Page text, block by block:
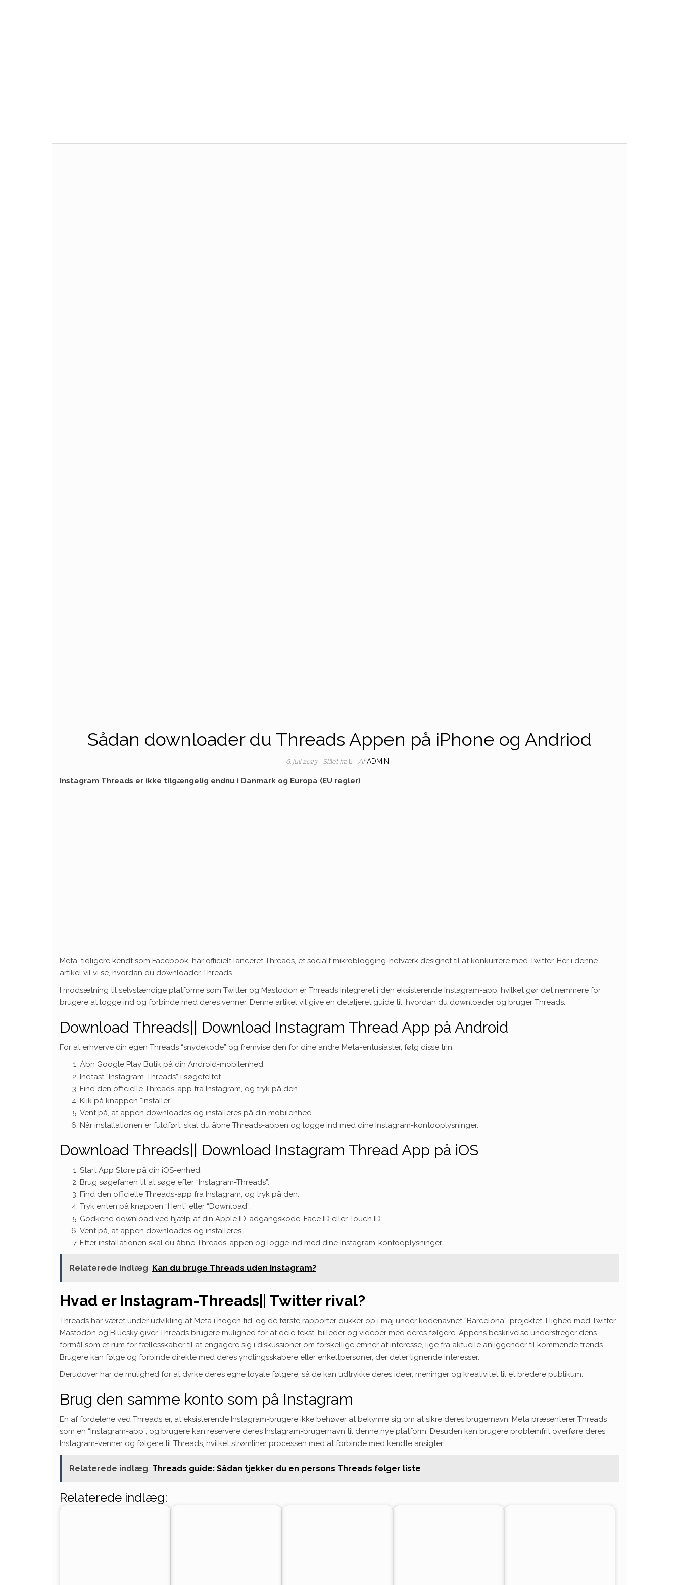
Sådan downloader du Threads Appen på iPhone og Andriod
6. juli 2023 Slået fra Af ADMIN
Instagram Threads er ikke tilgængelig endnu i Danmark og Europa (EU regler)
Meta, tidligere kendt som Facebook, har officielt lanceret Threads, et socialt mikroblogging-netværk designet til at konkurrere med Twitter. Her i denne
artikel vil vi se, hvordan du downloader Threads.
I modsætning til selvstændige platforme som Twitter og Mastodon er Threads integreret i den eksisterende Instagram-app, hvilket gør det nemmere for
brugere at logge ind og forbinde med deres venner. Denne artikel vil give en detaljeret guide til, hvordan du downloader og bruger Threads.
Download Threads|| Download Instagram Thread App på Android
For at erhverve din egen Threads “snydekode” og fremvise den for dine andre Meta-entusiaster, følg disse trin:
Åbn Google Play Butik på din Android-mobilenhed.
Indtast “Instagram-Threads” i søgefeltet.
Find den officielle Threads-app fra Instagram, og tryk på den.
Klik på knappen “Installer”.
Vent på, at appen downloades og installeres på din mobilenhed.
Når installationen er fuldført, skal du åbne Threads-appen og logge ind med dine Instagram-kontooplysninger.
Download Threads|| Download Instagram Thread App på iOS
Start App Store på din iOS-enhed.
Brug søgefanen til at søge efter “Instagram-Threads”.
Find den officielle Threads-app fra Instagram, og tryk på den.
Tryk enten på knappen “Hent” eller “Download”.
Godkend download ved hjælp af din Apple ID-adgangskode, Face ID eller Touch ID.
Vent på, at appen downloades og installeres.
Efter installationen skal du åbne Threads-appen og logge ind med dine Instagram-kontooplysninger.
Relaterede indlæg Kan du bruge Threads uden Instagram?
Hvad er Instagram-Threads|| Twitter rival?
Threads har været under udvikling af Meta i nogen tid, og de første rapporter dukker op i maj under kodenavnet “Barcelona”-projektet. I lighed med Twitter,
Mastodon og Bluesky giver Threads brugere mulighed for at dele tekst, billeder og videoer med deres følgere. Appens beskrivelse understreger dens
formål som et rum for fællesskaber til at engagere sig i diskussioner om forskellige emner af interesse, lige fra aktuelle anliggender til kommende trends.
Brugere kan følge og forbinde direkte med deres yndlingsskabere eller enkeltpersoner, der deler lignende interesser.
Derudover har de mulighed for at dyrke deres egne loyale følgere, så de kan udtrykke deres ideer, meninger og kreativitet til et bredere publikum.
Brug den samme konto som på Instagram
En af fordelene ved Threads er, at eksisterende Instagram-brugere ikke behøver at bekymre sig om at sikre deres brugernavn. Meta præsenterer Threads
som en “Instagram-app”, og brugere kan reservere deres Instagram-brugernavn til denne nye platform. Desuden kan brugere problemfrit overføre deres
Instagram-venner og følgere til Threads, hvilket strømliner processen med at forbinde med kendte ansigter.
Relaterede indlæg Threads guide: Sådan tjekker du en persons Threads følger liste
Relaterede indlæg: